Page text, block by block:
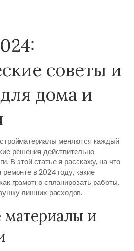
советы и
дома и
меняются каждый
решения действительно
В этой статье я расскажу, на что
в 2024 году, какие
грамотно спланировать работы,
лишних расходов.
материалы и